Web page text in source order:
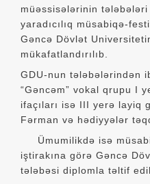
müəssisələrinin
yaradıcılıq müsabiqə-
Gəncə Dövlət
mükafatlandırılıb.
GDU-nun tələbələrindən
“Gəncəm” vokal qrupu I
ifaçıları isə III yerə layiq
Fərman və hədiyyələr
Ümumilikdə isə
iştirakına görə Gəncə
tələbəsi diplomla təltif